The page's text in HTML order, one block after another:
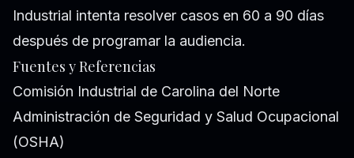
Industrial intenta resolver casos en 60 a 90 días
después de programar la audiencia.
Fuentes y Referencias
Comisión Industrial de Carolina del Norte
Administración de Seguridad y Salud Ocupacional
(OSHA)